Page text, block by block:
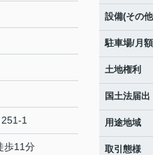
1
歩11分
設備(その
駐車場/月額
土地権利
国土法届出
用途地域
取引態様